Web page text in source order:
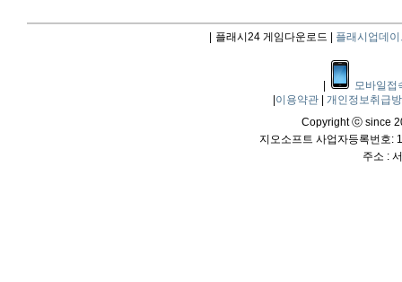
플래시24 게임다운로드 | 플래시업데이
모바일접
이용약관
개인정보취급
Copyright ⓒ since
지오소프트 사업자등록번호:
주소 :